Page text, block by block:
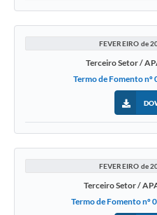
FEVEREIRO de
Terceiro Setor /
Termo de Fomento nº
FEVEREIRO de
Terceiro Setor /
Termo de Fomento nº